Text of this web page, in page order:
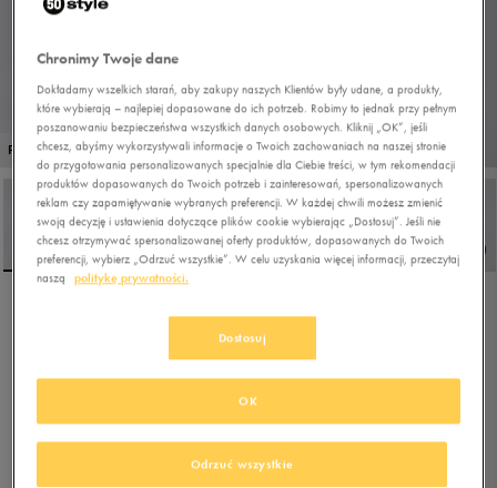
PROMO: DO -30%
ELLESSE PANARO
(cena bezpośrednio przed promocją)
116,99złz Vat
Chronimy Twoje dane
Dokładamy wszelkich starań, aby zakupy naszych Klientów były udane, a produkty,
które wybierają – najlepiej dopasowane do ich potrzeb. Robimy to jednak przy pełnym
poszanowaniu bezpieczeństwa wszystkich danych osobowych. Kliknij „OK”, jeśli
chcesz, abyśmy wykorzystywali informacje o Twoich zachowaniach na naszej stronie
do przygotowania personalizowanych specjalnie dla Ciebie treści, w tym rekomendacji
produktów dopasowanych do Twoich potrzeb i zainteresowań, spersonalizowanych
reklam czy zapamiętywanie wybranych preferencji. W każdej chwili możesz zmienić
swoją decyzję i ustawienia dotyczące plików cookie wybierając „Dostosuj”. Jeśli nie
chcesz otrzymywać spersonalizowanej oferty produktów, dopasowanych do Twoich
preferencji, wybierz „Odrzuć wszystkie”. W celu uzyskania więcej informacji, przeczytaj
naszą
politykę prywatności.
Dostosuj
Odrzuć wszystkie
OK